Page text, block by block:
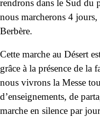
rendrons dans le Sud du
nous marcherons 4
Berbère.
Cette marche au Désert
grâce à la présence de la
nous vivrons la Messe
d’enseignements, de
marche en silence par